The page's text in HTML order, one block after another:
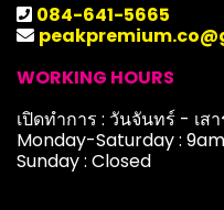
084-641-5665
WORKING HOURS
เปิดทำการ : วันจันทร์ - เสา
Monday-Saturday :
Sunday : Closed